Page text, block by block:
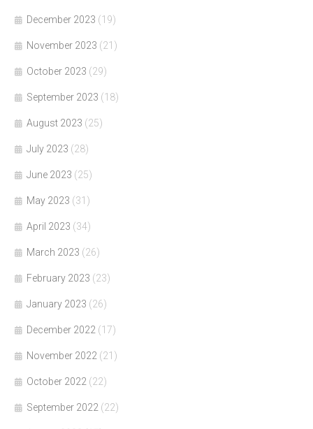
December 2023 (19)
November 2023 (21)
October 2023 (29)
September 2023 (18)
August 2023 (25)
July 2023 (28)
June 2023 (25)
May 2023 (31)
April 2023 (34)
March 2023 (26)
February 2023 (23)
January 2023 (26)
December 2022 (17)
November 2022 (21)
October 2022 (22)
September 2022 (22)